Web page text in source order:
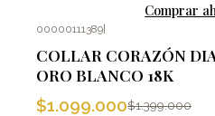
Comprar
00000111389
COLLAR CORAZÓN
ORO BLANCO 18K
$1.099.000$1.399.000